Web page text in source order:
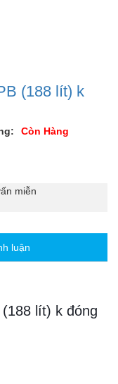
(188 lít) k
Còn Hàng
miễn
luận
lít) k đóng